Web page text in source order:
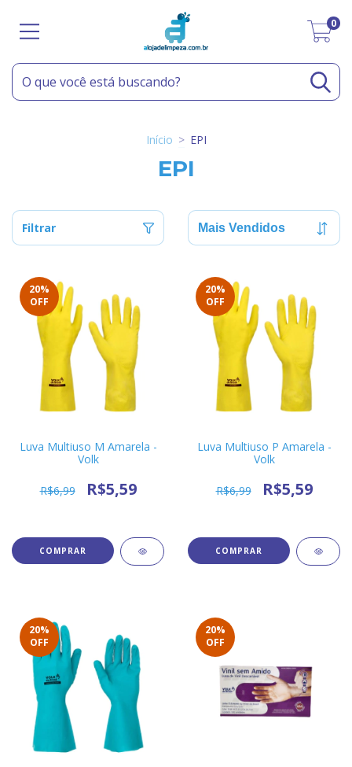
0
Início > EPI
EPI
Filtrar
20%
OFF
Luva Multiuso M Amarela -
Volk
R$6,99 R$5,59
20%
OFF
Luva Multiuso P Amarela -
Volk
R$6,99 R$5,59
20%
OFF
20%
OFF